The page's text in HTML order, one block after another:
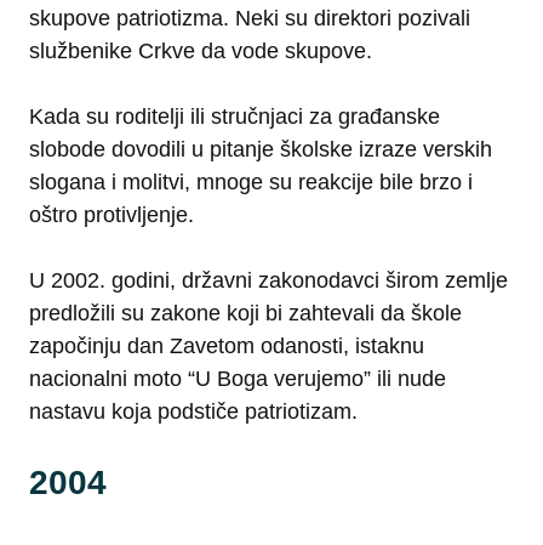
skupove patriotizma. Neki su direktori pozivali
službenike Crkve da vode skupove.
Kada su roditelji ili stručnjaci za građanske
slobode dovodili u pitanje školske izraze verskih
slogana i molitvi, mnoge su reakcije bile brzo i
oštro protivljenje.
U 2002. godini, državni zakonodavci širom zemlje
predložili su zakone koji bi zahtevali da škole
započinju dan Zavetom odanosti, istaknu
nacionalni moto “U Boga verujemo” ili nude
nastavu koja podstiče patriotizam.
2004